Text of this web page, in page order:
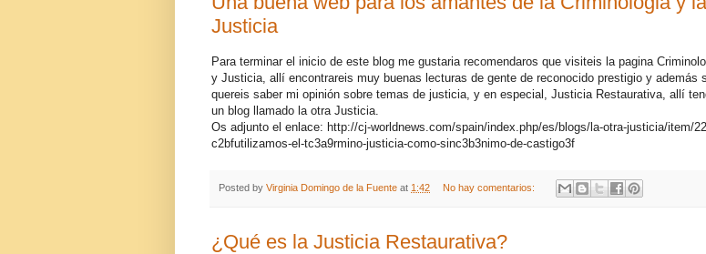
Justicia
Para terminar el inicio de este blog me gustaria recomendaros que visiteis la pagina
y Justicia, allí encontrareis muy buenas lecturas de gente de reconocido prestigio y además
quereis saber mi opinión sobre temas de justicia, y en especial, Justicia Restaurativa, allí
un blog llamado la otra Justicia.
Os adjunto el enlace: http://cj-worldnews.com/spain/index.php/es/blogs/la-otra-justicia/item/
c2bfutilizamos-el-tc3a9rmino-justicia-como-sinc3b3nimo-de-castigo3f
Posted by Virginia Domingo de la Fuente at 1:42 No hay comentarios:
¿Qué es la Justicia Restaurativa?